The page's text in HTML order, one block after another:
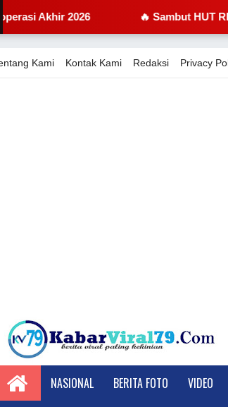
Kami Kontak Kami Redaksi Privacy
🔥 Sambut HUT RI, PHBN Cup
NASIONAL BERITA FOTO VIDEO